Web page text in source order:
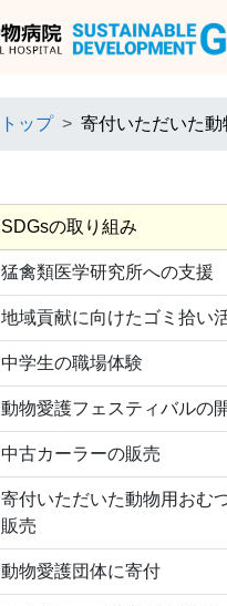
トップ 寄付いただいた
SDGsの取り組み
猛禽類医学研究所への支援
地域貢献に向けたゴミ拾い
中学生の職場体験
動物愛護フェスティバルの
中古カーラーの販売
寄付いただいた動物用おむ
販売
動物愛護団体に寄付